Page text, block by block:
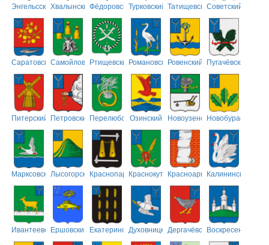
ЭнгельсскийХвалынскийФёдоровскийТурковский ТатищевскийСоветский
СаратовскийСамойловскийРтищевскийРомановскийРовенский Пугачёвский
Питерский ПетровскийПерелюбскийОзинский НовоузенскийНовобурасский
МарксовскийЛысогорскийКраснопартизанский
КраснокутскийКрасноармейский
Калининский
ИвантеевскийЕршовский ЕкатериновскийДуховницкийДергачёвскийВоскресенский